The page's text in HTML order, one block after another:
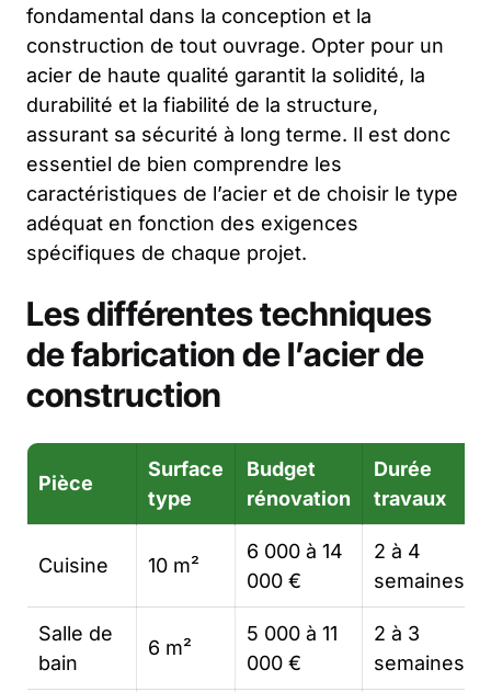
fondamental dans la conception et la
construction de tout ouvrage. Opter pour un
acier de haute qualité garantit la solidité, la
durabilité et la fiabilité de la structure,
assurant sa sécurité à long terme. Il est donc
essentiel de bien comprendre les
caractéristiques de l’acier et de choisir le type
adéquat en fonction des exigences
spécifiques de chaque projet.
Les différentes techniques
de fabrication de l’acier de
construction
Pièce
Surface
type
Budget
rénovation
Durée
travaux
Cuisine 10 m²
6 000 à 14
000 €
2 à 4
semaines
Salle de
bain
6 m²
5 000 à 11
000 €
2 à 3
semaines